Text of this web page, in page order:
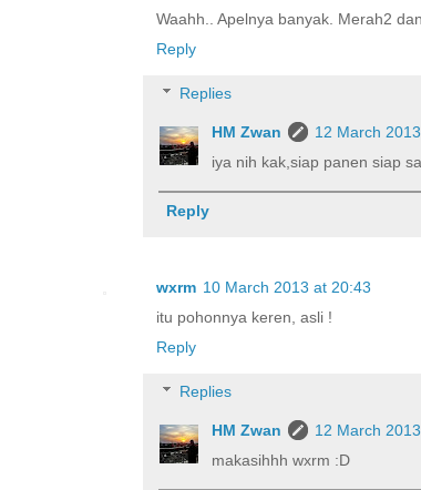
Waahh.. Apelnya banyak. Merah2
Reply
Replies
HM Zwan
12 March
iya nih kak,siap panen siap
Reply
wxrm 10 March 2013 at 20:43
itu pohonnya keren, asli !
Reply
Replies
HM Zwan
12 March
makasihhh wxrm :D